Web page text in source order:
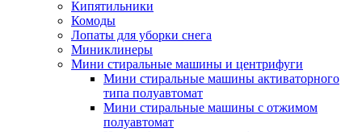
Кипятильники
Комоды
Лопаты для уборки снега
Миниклинеры
Мини стиральные машины и центрифуги
Мини стиральные машины активаторного
типа полуавтомат
Мини стиральные машины с отжимом
полуавтомат